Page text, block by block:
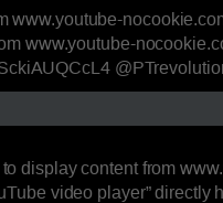
www.youtube-
www.youtube-
display content from
video player” directly